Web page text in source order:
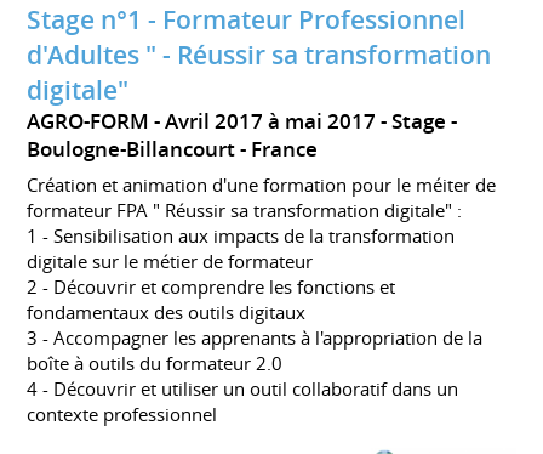
Stage n°1 - Formateur Professionnel
d'Adultes " - Réussir sa transformation
digitale"
AGRO-FORM Avril 2017 à mai 2017 Stage
Boulogne-Billancourt
France
Création et animation d'une formation pour le méiter de
formateur FPA " Réussir sa transformation digitale" :
1 - Sensibilisation aux impacts de la transformation
digitale sur le métier de formateur
2 - Découvrir et comprendre les fonctions et
fondamentaux des outils digitaux
3 - Accompagner les apprenants à l'appropriation de la
boîte à outils du formateur 2.0
4 - Découvrir et utiliser un outil collaboratif dans un
contexte professionnel